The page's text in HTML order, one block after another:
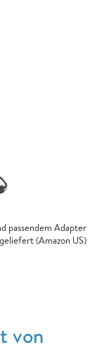
passendem Adapter
geliefert (Amazon US)
von